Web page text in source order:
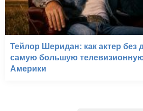
Тейлор Шеридан: как актер без
самую большую
Америки